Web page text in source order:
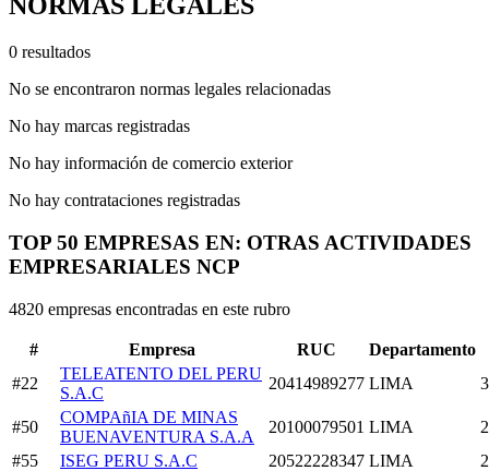
NORMAS LEGALES
0 resultados
No se encontraron normas legales relacionadas
No hay marcas registradas
No hay información de comercio exterior
No hay contrataciones registradas
TOP 50 EMPRESAS EN: OTRAS ACTIVIDADES
EMPRESARIALES NCP
4820 empresas encontradas en este rubro
# Empresa RUC
Departamento
#22
TELEATENTO DEL PERU
S.A.C
20414989277 LIMA
#50
COMPAñIA DE MINAS
BUENAVENTURA S.A.A
20100079501 LIMA
#55
ISEG PERU S.A.C 20522228347 LIMA